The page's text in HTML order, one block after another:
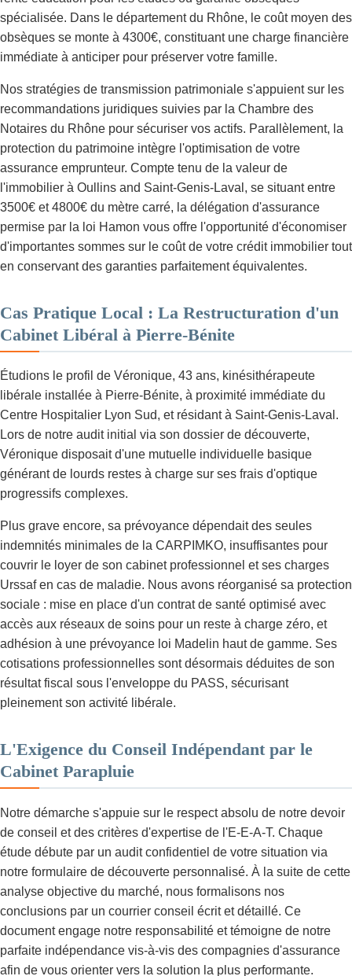
spécialisée. Dans le département du Rhône, le coût moyen des
obsèques se monte à 4300€, constituant une charge financière
immédiate à anticiper pour préserver votre famille.
Nos stratégies de transmission patrimoniale s'appuient sur les
recommandations juridiques suivies par la Chambre des
Notaires du Rhône pour sécuriser vos actifs. Parallèlement, la
protection du patrimoine intègre l'optimisation de votre
assurance emprunteur. Compte tenu de la valeur de
l'immobilier à Oullins and Saint-Genis-Laval, se situant entre
3500€ et 4800€ du mètre carré, la délégation d'assurance
permise par la loi Hamon vous offre l'opportunité d'économiser
d'importantes sommes sur le coût de votre crédit immobilier tout
en conservant des garanties parfaitement équivalentes.
Cas Pratique Local : La Restructuration d'un
Cabinet Libéral à Pierre-Bénite
Étudions le profil de Véronique, 43 ans, kinésithérapeute
libérale installée à Pierre-Bénite, à proximité immédiate du
Centre Hospitalier Lyon Sud, et résidant à Saint-Genis-Laval.
Lors de notre audit initial via son dossier de découverte,
Véronique disposait d'une mutuelle individuelle basique
générant de lourds restes à charge sur ses frais d'optique
progressifs complexes.
Plus grave encore, sa prévoyance dépendait des seules
indemnités minimales de la CARPIMKO, insuffisantes pour
couvrir le loyer de son cabinet professionnel et ses charges
Urssaf en cas de maladie. Nous avons réorganisé sa protection
sociale : mise en place d'un contrat de santé optimisé avec
accès aux réseaux de soins pour un reste à charge zéro, et
adhésion à une prévoyance loi Madelin haut de gamme. Ses
cotisations professionnelles sont désormais déduites de son
résultat fiscal sous l'enveloppe du PASS, sécurisant
pleinement son activité libérale.
L'Exigence du Conseil Indépendant par le
Cabinet Parapluie
Notre démarche s'appuie sur le respect absolu de notre devoir
de conseil et des critères d'expertise de l'E-E-A-T. Chaque
étude débute par un audit confidentiel de votre situation via
notre formulaire de découverte personnalisé. À la suite de cette
analyse objective du marché, nous formalisons nos
conclusions par un courrier conseil écrit et détaillé. Ce
document engage notre responsabilité et témoigne de notre
parfaite indépendance vis-à-vis des compagnies d'assurance
afin de vous orienter vers la solution la plus performante.